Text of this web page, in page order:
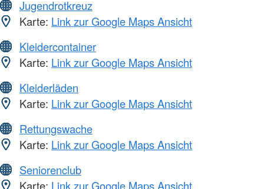
Jugendrotkreuz
Karte: Link zur Google Maps Ansicht
Kleidercontainer
Karte: Link zur Google Maps Ansicht
Kleiderläden
Karte: Link zur Google Maps Ansicht
Rettungswache
Karte: Link zur Google Maps Ansicht
Seniorenclub
Karte: Link zur Google Maps Ansicht